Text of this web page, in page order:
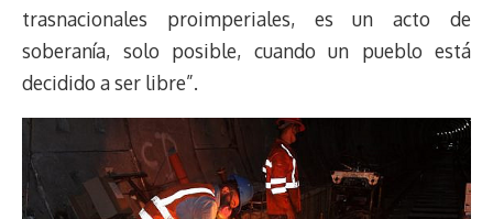
trasnacionales proimperiales, es un acto de
soberanía, solo posible, cuando un pueblo está
decidido a ser libre”.